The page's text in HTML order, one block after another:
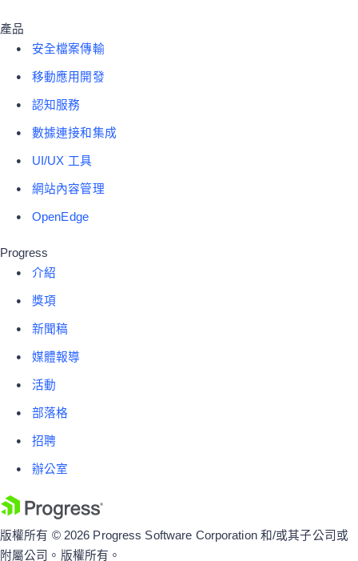
產品
安全檔案傳輸
移動應用開發
認知服務
數據連接和集成
UI/UX 工具
網站內容管理
OpenEdge
Progress
介紹
獎項
新聞稿
媒體報導
活動
部落格
招聘
辦公室
版權所有 © 2026 Progress Software Corporation 和/或其子公司或
附屬公司。版權所有。